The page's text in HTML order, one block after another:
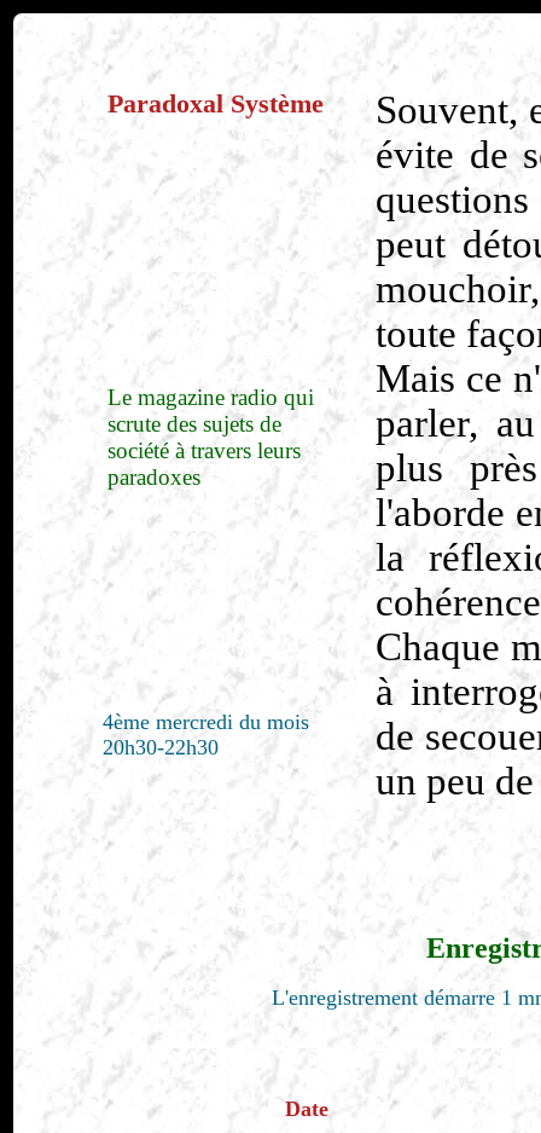
Paradoxal Système
Souvent,
évite de
peut
toute
Mais ce
parler,
plus
l'aborde
la
Chaque
à
de
un peu
Le magazine radio qui
scrute des sujets de
société à travers leurs
paradoxes
4ème mercredi du mois
20h30-22h30
L'enregistrement démarre 1
Date